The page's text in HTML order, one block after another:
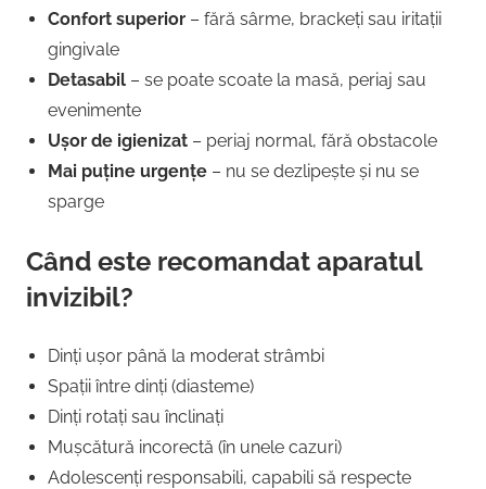
Confort superior – fără sârme, brackeți sau iritații
gingivale
Detasabil – se poate scoate la masă, periaj sau
evenimente
Ușor de igienizat – periaj normal, fără obstacole
Mai puține urgențe – nu se dezlipește și nu se
sparge
Când este recomandat aparatul
invizibil?
Dinți ușor până la moderat strâmbi
Spații între dinți (diasteme)
Dinți rotați sau înclinați
Mușcătură incorectă (în unele cazuri)
Adolescenți responsabili, capabili să respecte